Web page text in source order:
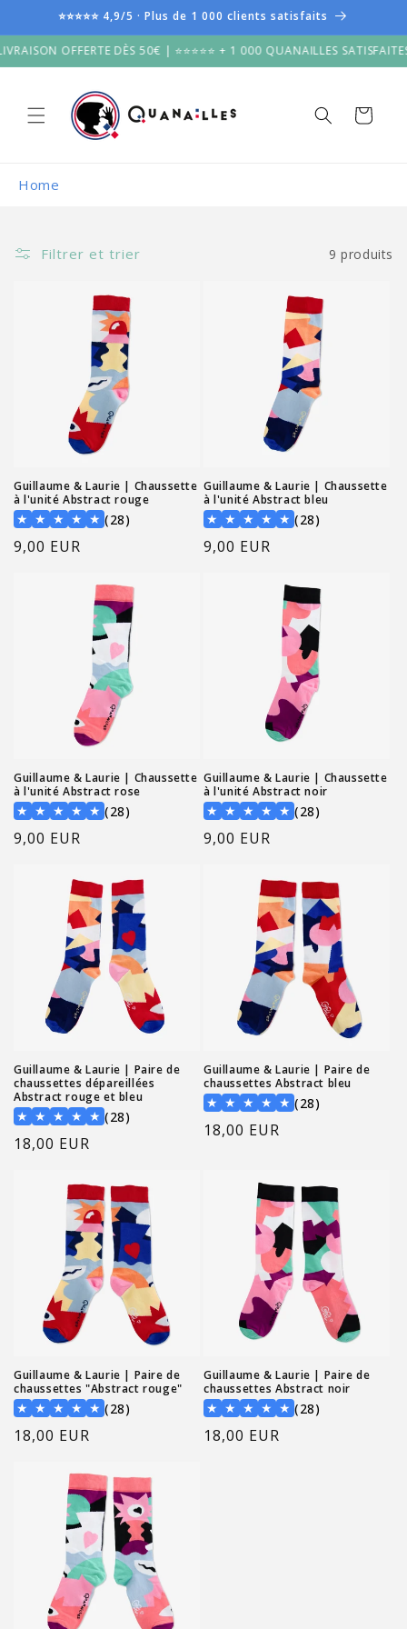
passer
au
contenu
⭐⭐⭐⭐⭐ 4,9/5 · Plus de 1 000 clients satisfaits
OFFERTE DÈS 50€ | ⭐⭐⭐⭐⭐ + 1 000 QUANAILLES SATISFAITES |
Panier
Home
Filtrer et trier 9 produits
Guillaume & Laurie | Chaussette
à l'unité Abstract rouge
★ ★ ★ ★ ★ (28) 28 total reviews
Prix
9,00 EUR
Guillaume & Laurie | Chaussette
à l'unité Abstract bleu
★ ★ ★ ★ ★ (28)
Prix
9,00 EUR
Guillaume & Laurie | Chaussette
à l'unité Abstract rose
★ ★ ★ ★ ★ (28) 28 total reviews
Prix
9,00 EUR
Guillaume & Laurie | Chaussette
à l'unité Abstract noir
★ ★ ★ ★ ★ (28)
Prix
9,00 EUR
Guillaume & Laurie | Paire de
chaussettes dépareillées
Abstract rouge et bleu
★ ★ ★ ★ ★ (28) 28 total reviews
Prix
18,00 EUR
Guillaume & Laurie | Paire de
chaussettes Abstract bleu
★ ★ ★ ★ ★ (28)
Prix
18,00 EUR
Guillaume & Laurie | Paire de
chaussettes "Abstract rouge"
★ ★ ★ ★ ★ (28) 28 total reviews
Prix
18,00 EUR
Guillaume & Laurie | Paire de
chaussettes Abstract noir
★ ★ ★ ★ ★ (28)
Prix
18,00 EUR